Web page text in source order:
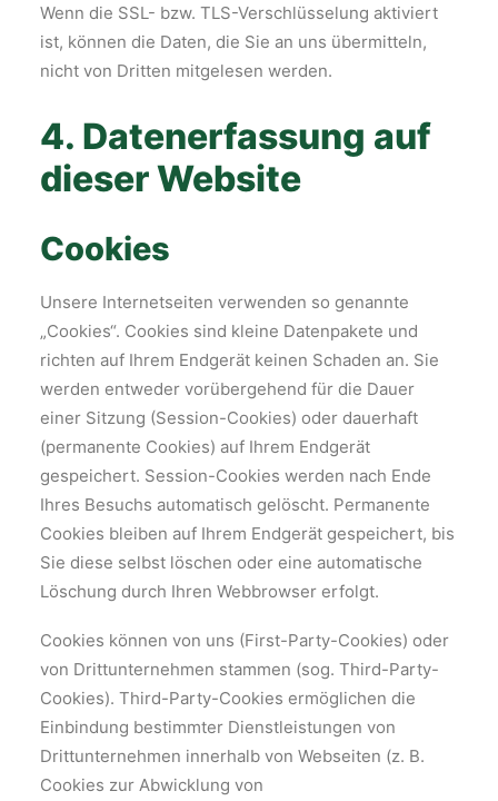
Wenn die SSL- bzw. TLS-Verschlüsselung aktiviert
ist, können die Daten, die Sie an uns übermitteln,
nicht von Dritten mitgelesen werden.
4. Datenerfassung auf
dieser Website
Cookies
Unsere Internetseiten verwenden so genannte
„Cookies“. Cookies sind kleine Datenpakete und
richten auf Ihrem Endgerät keinen Schaden an. Sie
werden entweder vorübergehend für die Dauer
einer Sitzung (Session-Cookies) oder dauerhaft
(permanente Cookies) auf Ihrem Endgerät
gespeichert. Session-Cookies werden nach Ende
Ihres Besuchs automatisch gelöscht. Permanente
Cookies bleiben auf Ihrem Endgerät gespeichert, bis
Sie diese selbst löschen oder eine automatische
Löschung durch Ihren Webbrowser erfolgt.
Cookies können von uns (First-Party-Cookies) oder
von Drittunternehmen stammen (sog. Third-Party-
Cookies). Third-Party-Cookies ermöglichen die
Einbindung bestimmter Dienstleistungen von
Drittunternehmen innerhalb von Webseiten (z. B.
Cookies zur Abwicklung von